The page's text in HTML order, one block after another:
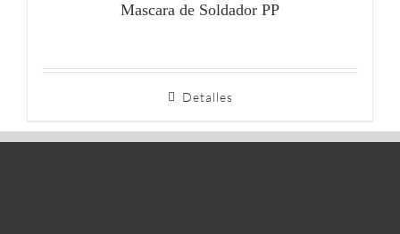
Mascara de Soldador PP
Detalles